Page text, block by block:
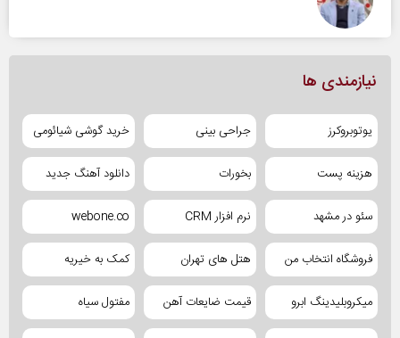
نیازمندی ها
یوتوبروکرز جراحی بینی خرید گوشی شیائومی
هزینه پست بخورات دانلود آهنگ جدید
سئو در مشهد نرم افزار CRM webone.co
فروشگاه انتخاب من هتل های تهران کمک به خیریه
میکروبلیدینگ ابرو قیمت ضایعات آهن مفتول سیاه